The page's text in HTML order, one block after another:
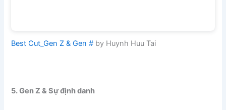
Best Cut_Gen Z & Gen # by Huynh Huu Tai
5. Gen Z & Sự định danh